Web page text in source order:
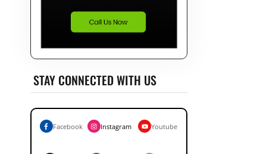
STAY CONNECTED WITH US
Facebook Instagram Youtube